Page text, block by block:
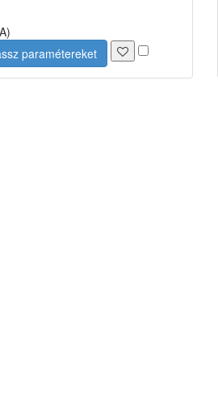
)
paramétereket